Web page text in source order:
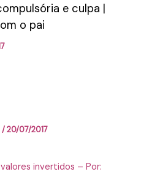
e culpa |
o pai
/20/07/2017